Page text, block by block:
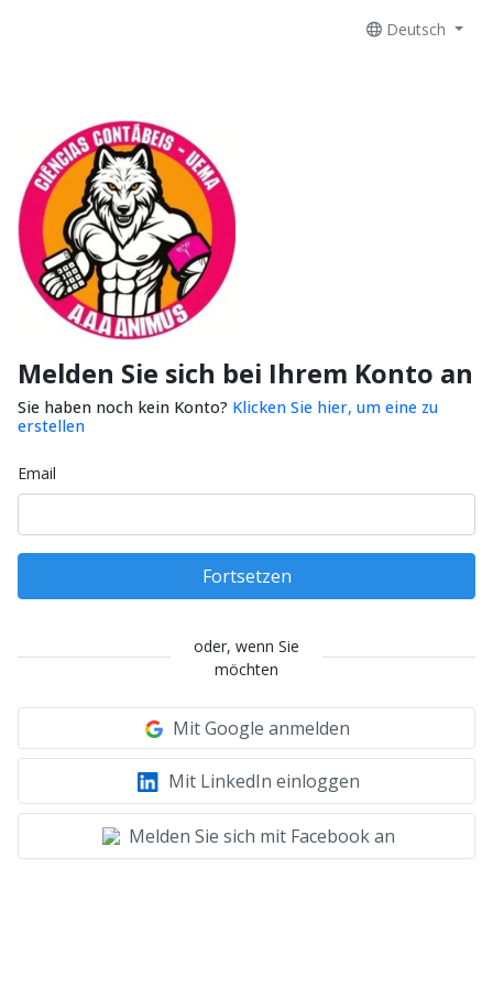
Deutsch
Melden Sie sich bei Ihrem Konto an
Sie haben noch kein Konto? Klicken Sie hier, um eine zu
erstellen
Email
Fortsetzen
oder, wenn Sie
möchten
Mit Google anmelden
Mit LinkedIn einloggen
Melden Sie sich mit Facebook an